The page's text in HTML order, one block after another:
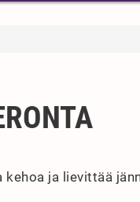
ja lievittää